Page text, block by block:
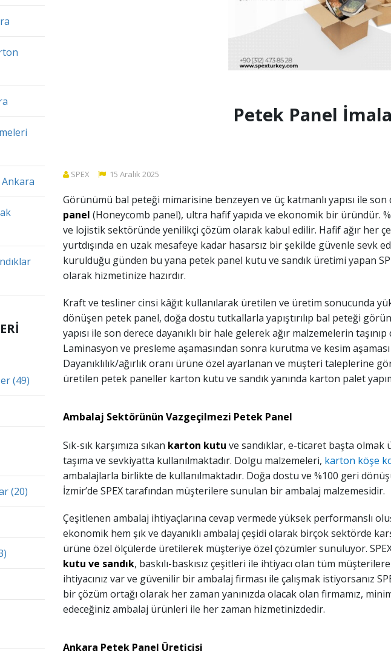
(49)
(20)
Petek Panel
SPEX 15 Aralık 2025
Görünümü bal peteği mimarisine benzeyen ve üç katmanlı yapısı ile
panel (Honeycomb panel), ultra hafif yapıda ve ekonomik bir üründür.
ve lojistik sektöründe yenilikçi çözüm olarak kabul edilir. Hafif ağır her
yurtdışında en uzak mesafeye kadar hasarsız bir şekilde güvenle sevk
kurulduğu günden bu yana petek panel kutu ve sandık üretimi yapan
olarak hizmetinize hazırdır.
Kraft ve tesliner cinsi kâğıt kullanılarak üretilen ve üretim sonucunda
dönüşen petek panel, doğa dostu tutkallarla yapıştırılıp bal peteği
yapısı ile son derece dayanıklı bir hale gelerek ağır malzemelerin
Laminasyon ve presleme aşamasından sonra kurutma ve kesim
Dayanıklılık/ağırlık oranı ürüne özel ayarlanan ve müşteri taleplerine
üretilen petek paneller karton kutu ve sandık yanında karton palet
Ambalaj Sektörünün Vazgeçilmezi Petek Panel
Sık-sık karşımıza sıkan karton kutu ve sandıklar, e-ticaret başta
taşıma ve sevkiyatta kullanılmaktadır. Dolgu malzemeleri, karton köşe
ambalajlarla birlikte de kullanılmaktadır. Doğa dostu ve %100 geri
İzmir’de SPEX tarafından müşterilere sunulan bir ambalaj malzemesidir.
Çeşitlenen ambalaj ihtiyaçlarına cevap vermede yüksek performanslı
ekonomik hem şık ve dayanıklı ambalaj çeşidi olarak birçok sektörde
ürüne özel ölçülerde üretilerek müşteriye özel çözümler sunuluyor.
kutu ve sandık, baskılı-baskısız çeşitleri ile ihtiyacı olan tüm
ihtiyacınız var ve güvenilir bir ambalaj firması ile çalışmak istiyorsanız
bir çözüm ortağı olarak her zaman yanınızda olacak olan firmamız,
edeceğiniz ambalaj ürünleri ile her zaman hizmetinizdedir.
Ankara Petek Panel Üreticisi